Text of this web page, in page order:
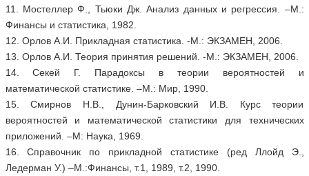
11. Мостеллер Ф., Тьюки Дж. Анализ данных и регрессия. –М.:
Финансы и статистика, 1982.
12. Орлов А.И. Прикладная статистика. -М.: ЭКЗАМЕН, 2006.
13. Орлов А.И. Теория принятия решений. -М.: ЭКЗАМЕН, 2006.
14. Секей Г. Парадоксы в теории вероятностей и
математической статистике. –М.: Мир, 1990.
15. Смирнов Н.В., Дунин-Барковский И.В. Курс теории
вероятностей и математической статистики для технических
приложений. –М: Наука, 1969.
16. Справочник по прикладной статистике (ред Ллойд Э.,
Ледерман У.) –М.:Финансы, т.1, 1989, т.2, 1990.